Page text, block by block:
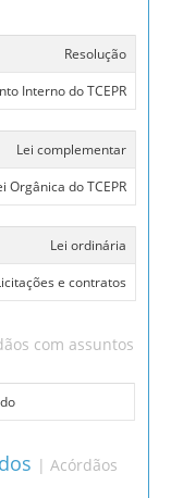
Resolução
Interno do TCEPR
Lei complementar
Orgânica do TCEPR
Lei ordinária
e contratos
com assuntos
| Acórdãos